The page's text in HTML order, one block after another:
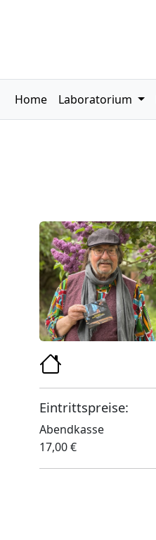
Home Laboratorium
Eintrittspreise:
Abendkasse
17,00 €